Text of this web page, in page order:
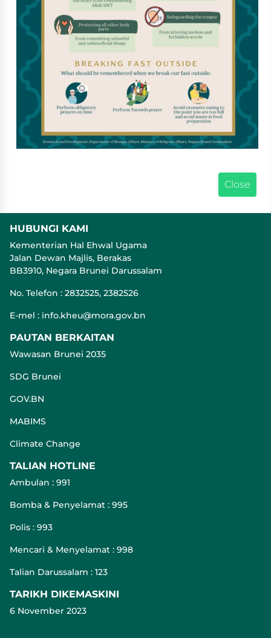
HUBUNGI KAMI
Kementerian Hal Ehwal Ugama
Jalan Dewan Majlis, Berakas
BB3910, Negara Brunei Darussalam
No. Telefon : 2832525, 2382526
E-mel : info.kheu@mora.gov.bn
PAUTAN BERKAITAN
Wawasan Brunei 2035
SDG Brunei
GOV.BN
MABIMS
Climate Change
TALIAN HOTLINE
Ambulan : 991
Bomba & Penyelamat : 995
Polis : 993
Mencari & Menyelamat : 998
Talian Darussalam : 123
TARIKH DIKEMASKINI
6 November 2023